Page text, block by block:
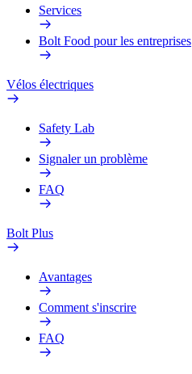
Services
Bolt Food pour les entreprises
Vélos électriques
Safety Lab
Signaler un problème
FAQ
Bolt Plus
Avantages
Comment s'inscrire
FAQ